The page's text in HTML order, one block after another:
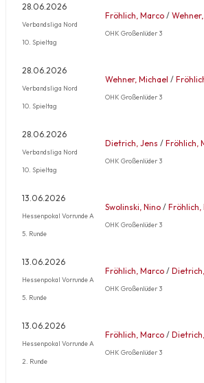
28.06.2026
Verbandsliga Nord
10. Spieltag
Fröhlich, Marco /
OHK Großenlüder 3
28.06.2026
Verbandsliga Nord
10. Spieltag
Wehner, Michael /
OHK Großenlüder 3
28.06.2026
Verbandsliga Nord
10. Spieltag
Dietrich, Jens / Fröhlich,
OHK Großenlüder 3
13.06.2026
Hessenpokal Vorrunde A
5. Runde
Swolinski, Nino / Fröhlich,
OHK Großenlüder 3
13.06.2026
Hessenpokal Vorrunde A
5. Runde
Fröhlich, Marco /
OHK Großenlüder 3
13.06.2026
Hessenpokal Vorrunde A
2. Runde
Fröhlich, Marco /
OHK Großenlüder 3